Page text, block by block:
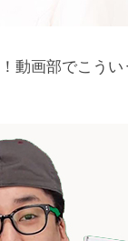
動画部でこう